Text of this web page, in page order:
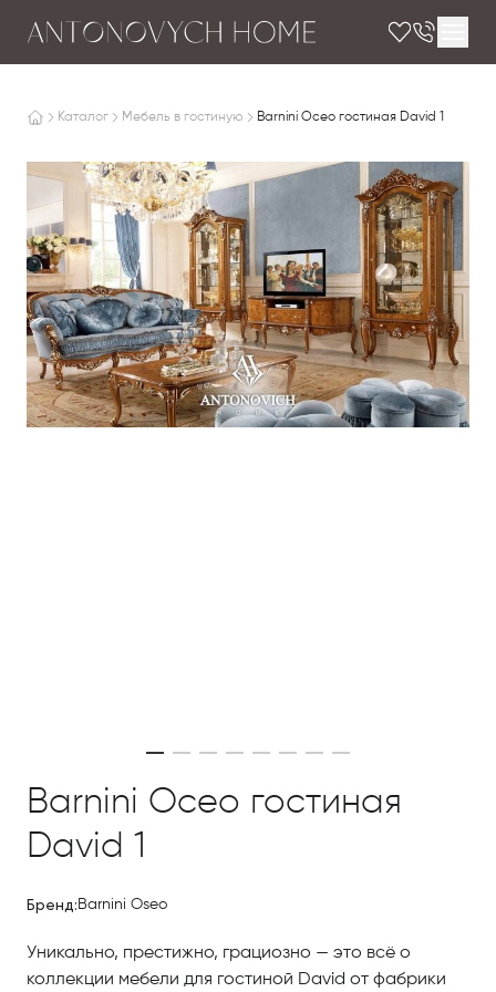
Каталог Мебель в гостиную Barnini Oceo гостиная David 1
Barnini Oceo гостиная
David 1
Бренд: Barnini Oseo
Уникально, престижно, грациозно — это всё о
коллекции мебели для гостиной David от фабрики